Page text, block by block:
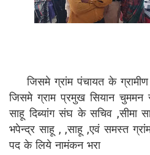
जिसमे ग्रांम पंचायत के
जिसमे ग्राम प्रमुख सियान चुममन
साहू दिब्यांग संघ के सचिव ,सीमा
भपेन्द्र साहू , ,साहू ,एवं समस्त
पद के लिये नामंकन भरा